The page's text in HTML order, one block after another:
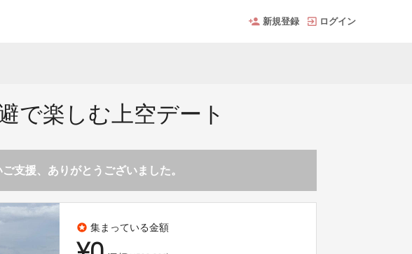
新規登録 ログイン
で楽しむ上空デート
支援、ありがとうございました。
stars 集まっている金額